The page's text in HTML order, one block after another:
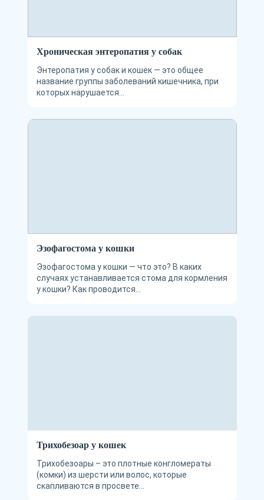
Хроническая энтеропатия у собак
Энтеропатия у собак и кошек — это общее
название группы заболеваний кишечника, при
которых нарушается...
Эзофагостома у кошки
Эзофагостома у кошки — что это? В каких
случаях устанавливается стома для кормления
у кошки? Как проводится...
Трихобезоар у кошек
Трихобезоары – это плотные конгломераты
(комки) из шерсти или волос, которые
скапливаются в просвете...